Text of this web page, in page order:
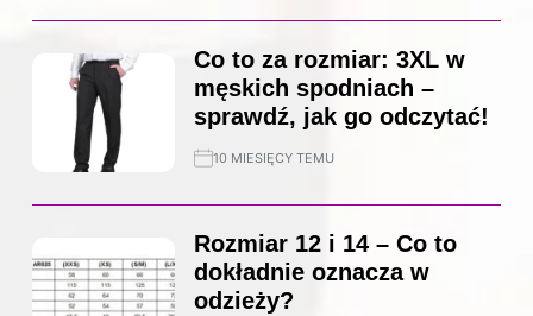
Co to za rozmiar: 3XL w
męskich spodniach –
sprawdź, jak go odczytać!
10 MIESIĘCY TEMU
Rozmiar 12 i 14 – Co to
dokładnie oznacza w
odzieży?